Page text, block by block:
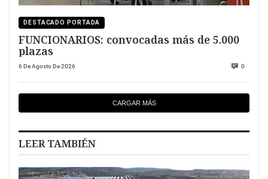
DESTACADO PORTADA
FUNCIONARIOS: convocadas más de 5.000
plazas
6 De Agosto De 2026 0
CARGAR MÁS
LEER TAMBIÉN